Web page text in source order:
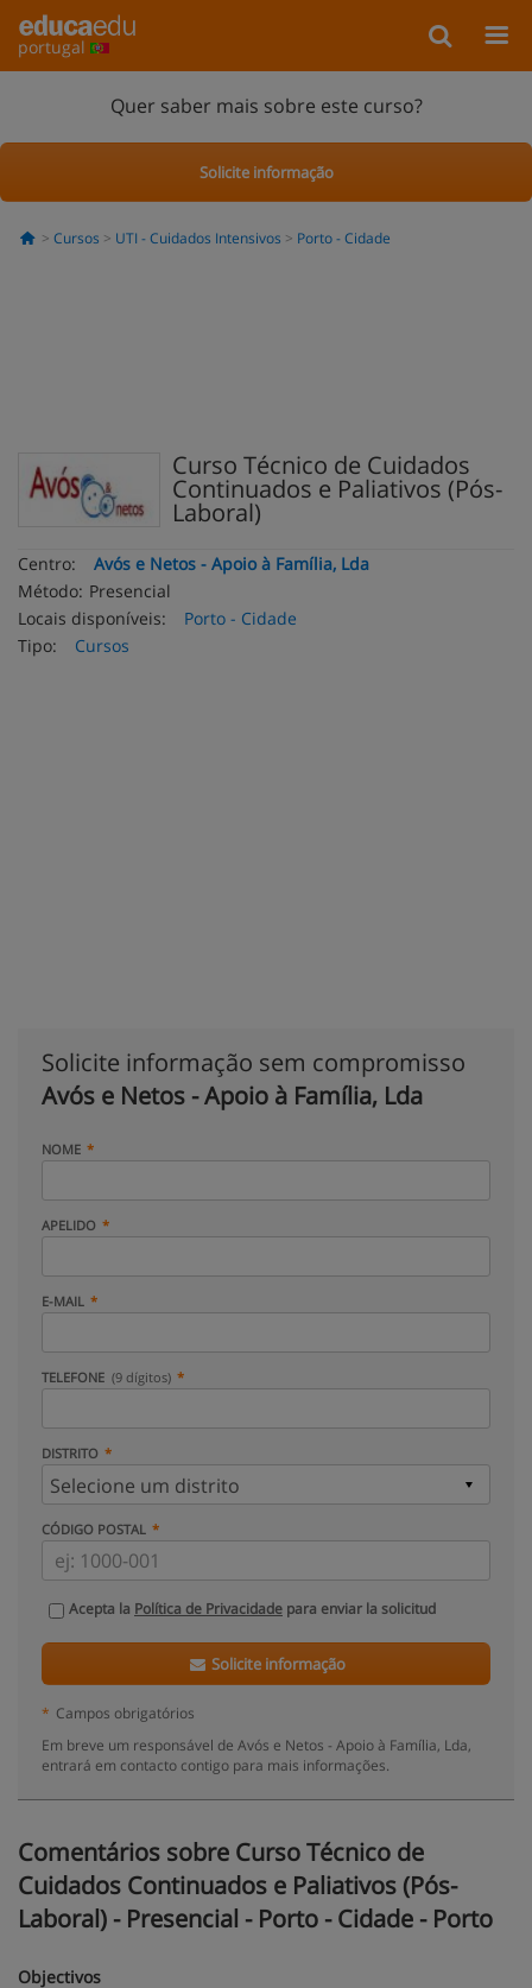
portugal
Quer saber mais sobre este curso?
Solicite informação
Cursos UTI - Cuidados Intensivos Porto - Cidade
Curso Técnico de Cuidados
Continuados e Paliativos (Pós-
Laboral)
Centro:
Avós e Netos - Apoio à Família, Lda
Método: Presencial
Locais disponíveis:
Porto - Cidade
Tipo:
Cursos
Solicite informação sem compromisso
Avós e Netos - Apoio à Família, Lda
NOME
APELIDO
E-MAIL
TELEFONE (9 dígitos)
DISTRITO
CÓDIGO POSTAL
Acepta la Política de Privacidade para enviar la solicitud
Solicite informação
* Campos obrigatórios
Em breve um responsável de Avós e Netos - Apoio à Família, Lda,
entrará em contacto contigo para mais informações.
Comentários sobre Curso Técnico de
Cuidados Continuados e Paliativos (Pós-
Laboral) - Presencial - Porto - Cidade - Porto
Objectivos